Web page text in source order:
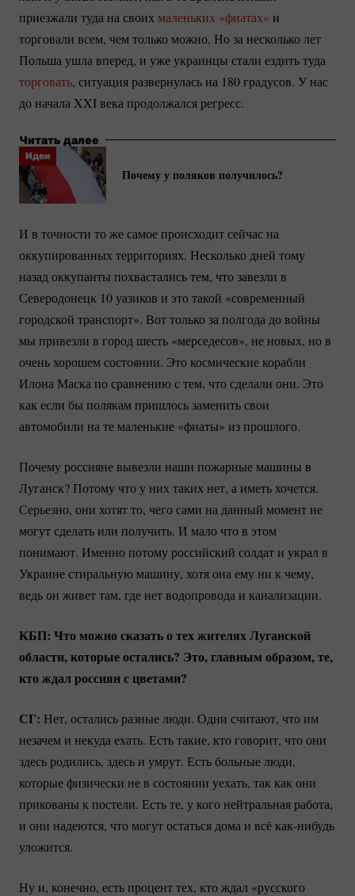
приезжали туда на своих маленьких «фиатах» и
торговали всем, чем только можно. Но за несколько лет
Польша ушла вперед, и уже украинцы стали ездить туда
торговать, ситуация развернулась на 180 градусов. У нас
до начала XXI века продолжался регресс.
Читать далее
Идеи
Почему у поляков получилось?
И в точности то же самое происходит сейчас на
оккупированных территориях. Несколько дней тому
назад оккупанты похвастались тем, что завезли в
Северодонецк 10 уазиков и это такой «современный
городской транспорт». Вот только за полгода до войны
мы привезли в город шесть «мерседесов», не новых, но в
очень хорошем состоянии. Это космические корабли
Илона Маска по сравнению с тем, что сделали они. Это
как если бы полякам пришлось заменить свои
автомобили на те маленькие «фиаты» из прошлого.
Почему россияне вывезли наши пожарные машины в
Луганск? Потому что у них таких нет, а иметь хочется.
Серьезно, они хотят то, чего сами на данный момент не
могут сделать или получить. И мало что в этом
понимают. Именно потому российский солдат и украл в
Украине стиральную машину, хотя она ему ни к чему,
ведь он живет там, где нет водопровода и канализации.
КБП: Что можно сказать о тех жителях Луганской
области, которые остались? Это, главным образом, те,
кто ждал россиян с цветами?
СГ: Нет, остались разные люди. Одни считают, что им
незачем и некуда ехать. Есть такие, кто говорит, что они
здесь родились, здесь и умрут. Есть больные люди,
которые физически не в состоянии уехать, так как они
прикованы к постели. Есть те, у кого нейтральная работа,
и они надеются, что могут остаться дома и всёкак-нибудь
уложится.
Ну и, конечно, есть процент тех, кто ждал «русского